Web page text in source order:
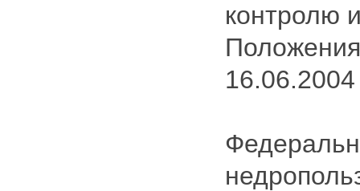
контролю
16.06.2004